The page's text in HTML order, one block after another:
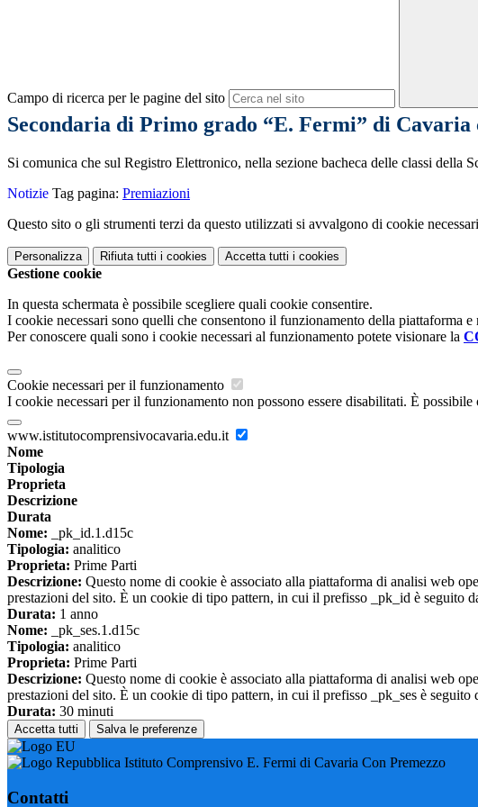
Campo di ricerca per le pagine del sito
Secondaria di Primo grado “E. Fermi” di Cavaria
Si comunica che sul Registro Elettronico, nella sezione bacheca delle classi della
Notizie Tag pagina: Premiazioni
Questo sito o gli strumenti terzi da questo utilizzati si avvalgono di cookie
Personalizza Rifiuta tutti i cookies Accetta tutti i cookies
Gestione cookie
In questa schermata è possibile scegliere quali cookie consentire.
I cookie necessari sono quelli che consentono il funzionamento della piattaforma
Per conoscere quali sono i cookie necessari al funzionamento potete visionare la
Cookie necessari per il funzionamento
I cookie necessari per il funzionamento non possono essere disabilitati. È
www.istitutocomprensivocavaria.edu.it
Nome
Tipologia
Proprieta
Descrizione
Durata
Nome: _pk_id.1.d15c
Tipologia: analitico
Proprieta: Prime Parti
Descrizione: Questo nome di cookie è associato alla piattaforma di analisi web
prestazioni del sito. È un cookie di tipo pattern, in cui il prefisso _pk_id è seguito
Durata: 1 anno
Nome: _pk_ses.1.d15c
Tipologia: analitico
Proprieta: Prime Parti
Descrizione: Questo nome di cookie è associato alla piattaforma di analisi web
prestazioni del sito. È un cookie di tipo pattern, in cui il prefisso _pk_ses è
Durata: 30 minuti
Accetta tutti Salva le preferenze
Istituto Comprensivo E. Fermi di Cavaria Con Premezzo
Contatti